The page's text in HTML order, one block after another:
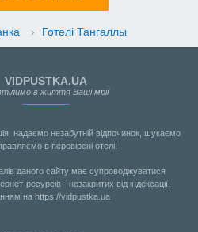
› Готелі Тангаллы
VIDPUSTKA.UA
в життя Ваші мрії
надаємо незабутній відпочинок, шукаємо
в перевірені отелі!
даного сайту має супроводжуватися
ресурсів - незакритих від індексації,
на https://vidpustka.ua